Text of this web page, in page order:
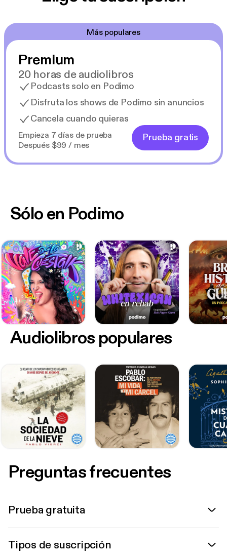
Más populares
Premium
20 horas de audiolibros
Podcasts solo en Podimo
Disfruta los shows de Podimo sin anuncios
Cancela cuando quieras
Empieza 7 días de prueba
Después $99 / mes
Prueba gratis
Sólo en Podimo
Audiolibros populares
Preguntas frecuentes
Prueba gratuita
Tipos de suscripción